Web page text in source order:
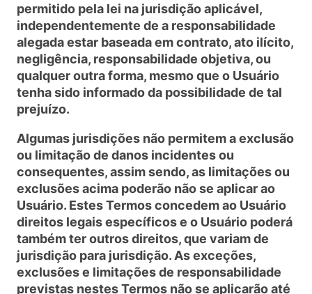
permitido pela lei na jurisdição aplicável,
independentemente de a responsabilidade
alegada estar baseada em contrato, ato ilícito,
negligência, responsabilidade objetiva, ou
qualquer outra forma, mesmo que o Usuário
tenha sido informado da possibilidade de tal
prejuízo.
Algumas jurisdições não permitem a exclusão
ou limitação de danos incidentes ou
consequentes, assim sendo, as limitações ou
exclusões acima poderão não se aplicar ao
Usuário. Estes Termos concedem ao Usuário
direitos legais específicos e o Usuário poderá
também ter outros direitos, que variam de
jurisdição para jurisdição. As exceções,
exclusões e limitações de responsabilidade
previstas nestes Termos não se aplicarão até